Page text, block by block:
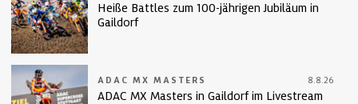
Heiße Battles zum 100-jährigen Jubiläum in
Gaildorf
ADAC MX MASTERS 8.8.26
ADAC MX Masters in Gaildorf im Livestream